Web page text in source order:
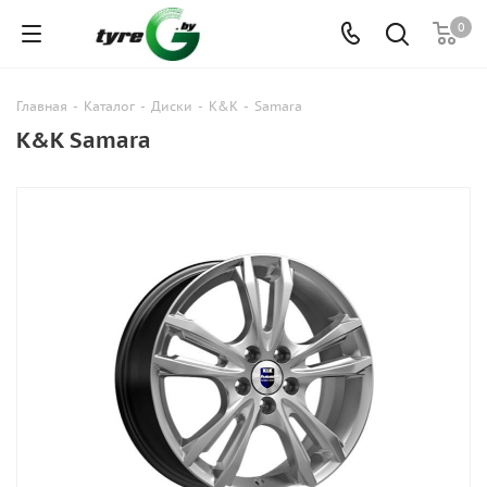
0
Главная - Каталог - Диски - K&K - Samara
K&K Samara